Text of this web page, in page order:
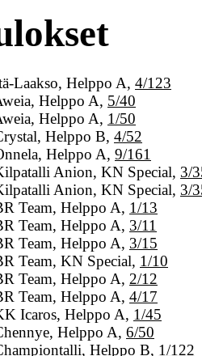
Laakso, Helppo A, 4/123
Helppo A, 5/40
Helppo A, 1/50
Helppo B, 4/52
Helppo A, 9/161
Anion, KN Special, 3/
Anion, KN Special, 3/
Team, Helppo A, 1/13
Team, Helppo A, 3/11
Team, Helppo A, 3/15
Team, KN Special, 1/10
Team, Helppo A, 2/12
Team, Helppo A, 4/17
Icaros, Helppo A, 1/45
Helppo A, 6/50
Helppo B, 1/122